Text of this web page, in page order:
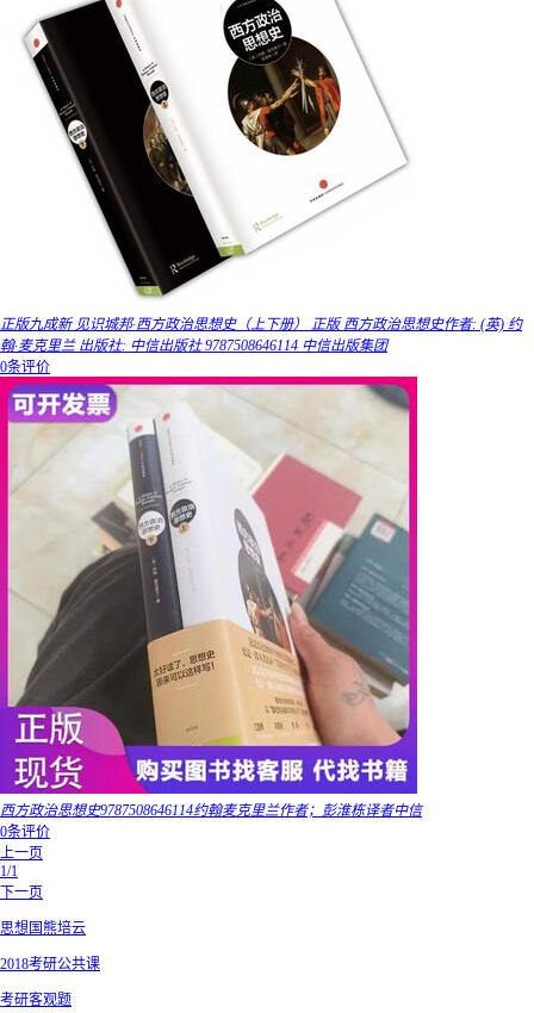
正版九成新 见识城邦·西方政治思想史（上下册） 正版 西方政治思想史作者: (英) 约
翰·麦克里兰 出版社: 中信出版社 9787508646114 中信出版集团
0条评价
西方政治思想史9787508646114约翰麦克里兰作者；彭淮栋译者中信
0条评价
上一页
1/1
下一页
思想国熊培云
2018考研公共课
考研客观题